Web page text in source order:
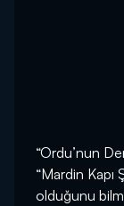
“Ordu’nun
“Mardin
olduğunu